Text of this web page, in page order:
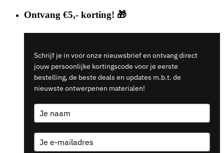
Ontvang €5,- korting! 🎁
Schrijf je in voor onze nieuwsbrief en ontvang direct
jouw persoonlijke kortingscode voor je eerste
bestelling, de beste deals en updates m.b.t. de
nieuwste ontwerpenen materialen!